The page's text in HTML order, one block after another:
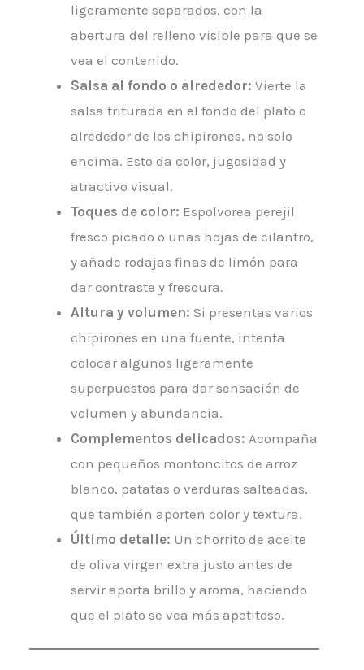
ligeramente separados, con la
abertura del relleno visible para que se
vea el contenido.
Salsa al fondo o alrededor: Vierte la
salsa triturada en el fondo del plato o
alrededor de los chipirones, no solo
encima. Esto da color, jugosidad y
atractivo visual.
Toques de color: Espolvorea perejil
fresco picado o unas hojas de cilantro,
y añade rodajas finas de limón para
dar contraste y frescura.
Altura y volumen: Si presentas varios
chipirones en una fuente, intenta
colocar algunos ligeramente
superpuestos para dar sensación de
volumen y abundancia.
Complementos delicados: Acompaña
con pequeños montoncitos de arroz
blanco, patatas o verduras salteadas,
que también aporten color y textura.
Último detalle: Un chorrito de aceite
de oliva virgen extra justo antes de
servir aporta brillo y aroma, haciendo
que el plato se vea más apetitoso.